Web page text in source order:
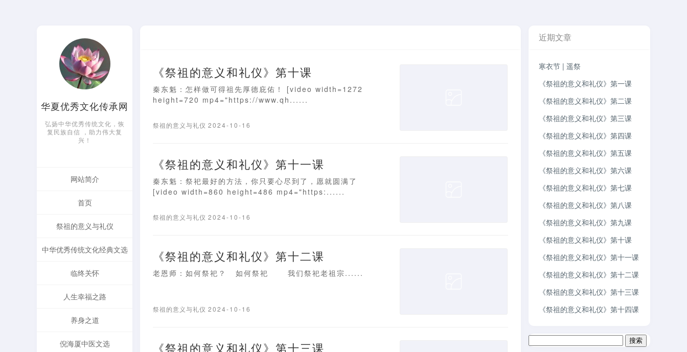
华夏优秀文化传承网
弘扬中华优秀传统文化，恢
复民族自信 ，助力伟大复
兴！
网站简介
首页
祭祖的意义与礼仪
中华优秀传统文化经典文选
临终关怀
人生幸福之路
养身之道
倪海厦中医文选
《祭祖的意义和礼仪》第十课
秦东魁：怎样做可得祖先厚德庇佑！ [video width=1272
height=720 mp4="https://www.qh......
祭祖的意义与礼仪2024-10-16
《祭祖的意义和礼仪》第十一课
秦东魁：祭祀最好的方法，你只要心尽到了，愿就圆满了
[video width=860 height=486 mp4="https:......
祭祖的意义与礼仪2024-10-16
《祭祖的意义和礼仪》第十二课
老恩师：如何祭祀？ 如何祭祀 我们祭祀老祖宗......
祭祖的意义与礼仪2024-10-16
《祭祖的意义和礼仪》第十三课
近期文章
寒衣节 | 遥祭
《祭祖的意义和礼仪》第一课
《祭祖的意义和礼仪》第二课
《祭祖的意义和礼仪》第三课
《祭祖的意义和礼仪》第四课
《祭祖的意义和礼仪》第五课
《祭祖的意义和礼仪》第六课
《祭祖的意义和礼仪》第七课
《祭祖的意义和礼仪》第八课
《祭祖的意义和礼仪》第九课
《祭祖的意义和礼仪》第十课
《祭祖的意义和礼仪》第十一课
《祭祖的意义和礼仪》第十二课
《祭祖的意义和礼仪》第十三课
《祭祖的意义和礼仪》第十四课
搜